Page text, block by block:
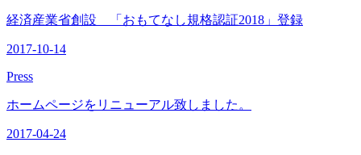
経済産業省創設 「おもてなし規格認証2018」登録
2017-10-14
Press
ホームページをリニューアル致しました。
2017-04-24